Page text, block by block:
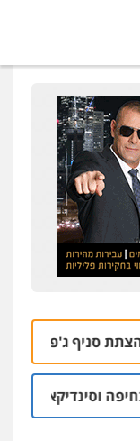
סניף ג'פניקה
וסינדיקאט